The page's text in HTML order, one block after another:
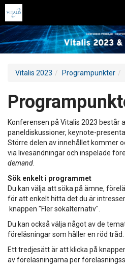
Vitalis 2023 Programpunkter
Konferensen på Vitalis 2023 består
paneldiskussioner, keynote-
Större delen av innehållet kommer
via livesändningar och inspelade
demand
Sök enkelt i programmet
Du kan välja att söka på ämne,
för att enkelt hitta det du är
knappen "Fler sökalternativ".
Du kan också välja något av de
föreläsningar som håller en röd tråd.
Ett tredjesätt är att klicka på
av föreläsningarna per